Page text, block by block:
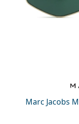
Marc Jacobs